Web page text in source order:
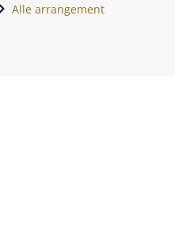
Alle arrangement